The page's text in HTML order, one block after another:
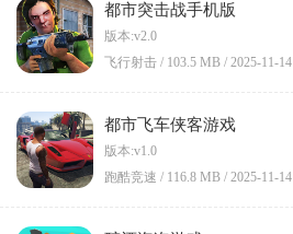
都市突击战手机版
版本:v2.0
飞行射击 / 103.5 MB / 2025-11-14
都市飞车侠客游戏
版本:v1.0
跑酷竞速 / 116.8 MB / 2025-11-14